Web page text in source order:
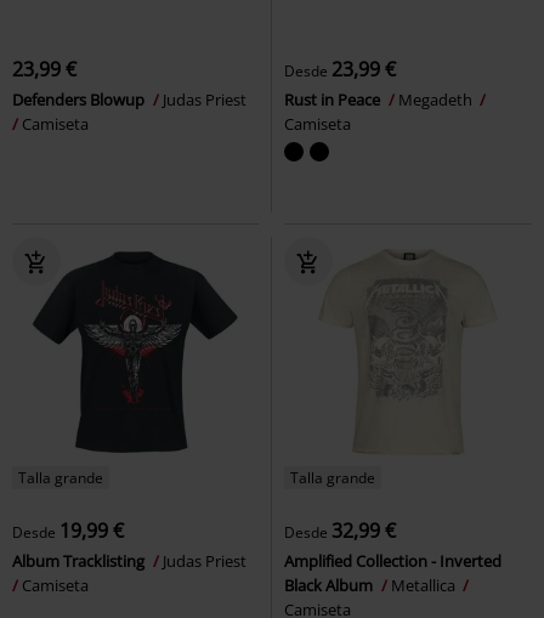
23,99 €
Defenders Blowup
Judas Priest
Camiseta
Desde 23,99 €
Rust in Peace
Megadeth
Camiseta
Talla grande
Desde 19,99 €
Album Tracklisting
Judas Priest
Camiseta
Talla grande
Desde 32,99 €
Amplified Collection - Inverted
Black Album
Metallica
Camiseta